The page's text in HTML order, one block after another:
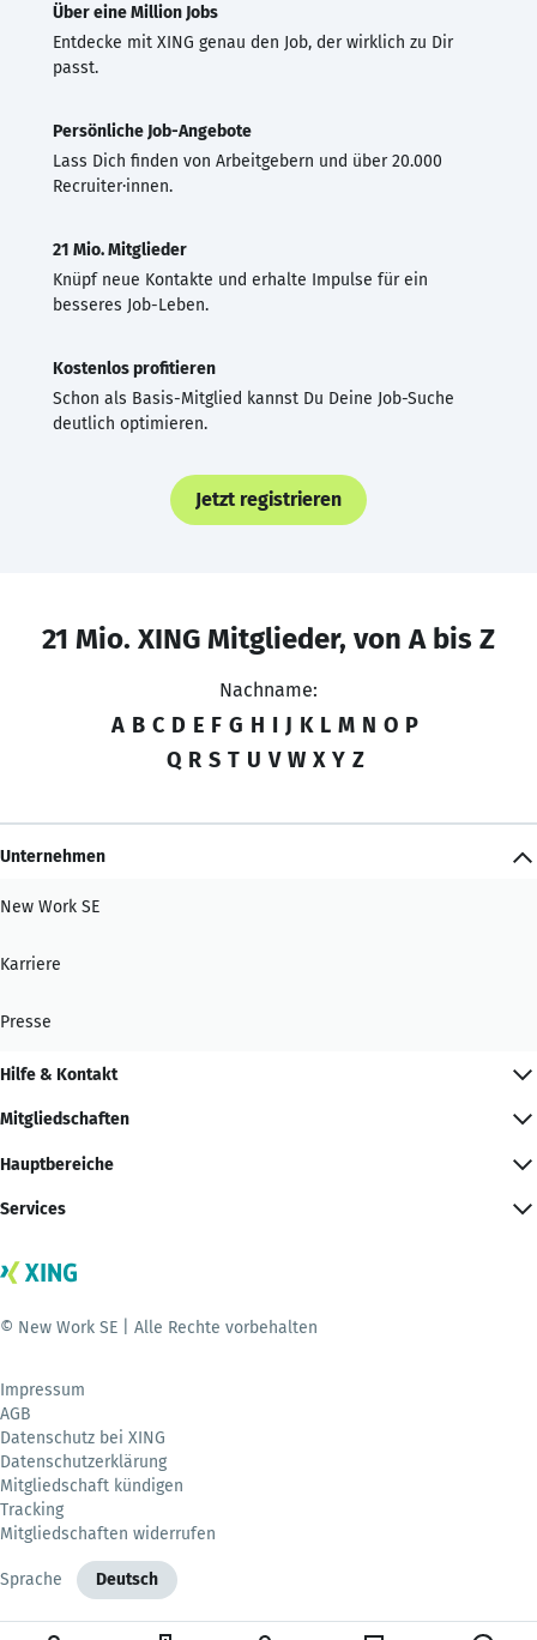
Über eine Million Jobs
Entdecke mit XING genau den Job, der wirklich zu Dir
passt.
Persönliche Job-Angebote
Lass Dich finden von Arbeitgebern und über 20.000
Recruiter·innen.
21 Mio. Mitglieder
Knüpf neue Kontakte und erhalte Impulse für ein
besseres Job-Leben.
Kostenlos profitieren
Schon als Basis-Mitglied kannst Du Deine Job-Suche
deutlich optimieren.
Jetzt registrieren
21 Mio. XING Mitglieder, von A bis Z
Nachname:
A B C D E F G H I J K L M N O P
Q R S T U V W X Y Z
Unternehmen
New Work SE
Karriere
Presse
Hilfe & Kontakt
Mitgliedschaften
Hauptbereiche
Services
© New Work SE | Alle Rechte vorbehalten
Impressum
AGB
Datenschutz bei XING
Datenschutzerklärung
Mitgliedschaft kündigen
Tracking
Mitgliedschaften widerrufen
Sprache Deutsch